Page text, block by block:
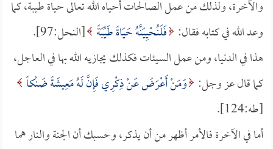
والآخرة، ولذلك من عمل الصالحات أحياه الله تعالى حياة طيبة، كما
وعد الله في كتابه فقال: فَلَنُحْيِيَنَّهُ حَيَاةً طَيِّبَةً [النحل:97].
هذا في الدنيا، ومن عمل السيئات فكذلك يجازيه الله بها في العاجل،
كما قال عز وجل: وَمَنْ أَعْرَضَ عَنْ ذِكْرِي فَإِنَّ لَهُ مَعِيشَةً ضَنْكاً
[طه:124].
أما في الآخرة فالأمر أظهر من أن يذكر، وحسبك أن الجنة والنار هما